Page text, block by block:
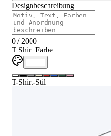
Designbeschreibung
0 / 2000
T-Shirt-Farbe
T-Shirt-Stil